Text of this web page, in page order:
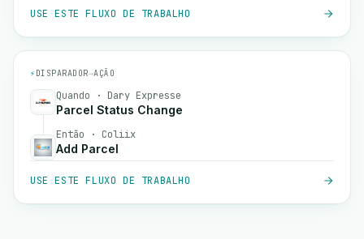
USE ESTE FLUXO DE TRABALHO
⚡ DISPARADOR→AÇÃO
Quando · Dary Expresse
Parcel Status Change
Então · Coliix
Add Parcel
USE ESTE FLUXO DE TRABALHO